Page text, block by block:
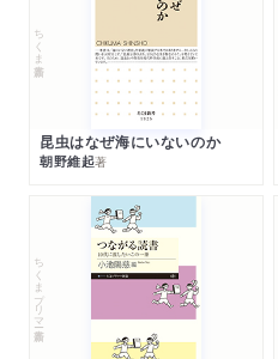
ちくま新書
昆虫はなぜ海にいないのか
朝野維起著
ちくまプリマー新書